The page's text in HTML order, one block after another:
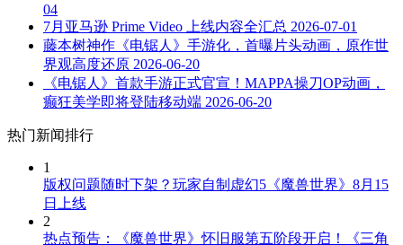
04
7月亚马逊 Prime Video 上线内容全汇总 2026-07-01
藤本树神作《电锯人》手游化，首曝片头动画，原作世
界观高度还原 2026-06-20
《电锯人》首款手游正式官宣！MAPPA操刀OP动画，
癫狂美学即将登陆移动端 2026-06-20
热门新闻排行
1
版权问题随时下架？玩家自制虚幻5《魔兽世界》8月15
日上线
2
热点预告：《魔兽世界》怀旧服第五阶段开启！《三角